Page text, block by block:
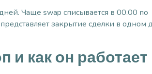
Чаще swap списывается в 00.00 по
закрытие сделки в одном
и как он работает